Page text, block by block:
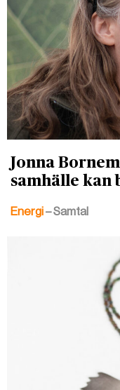
Jonna
samhälle kan
Energi– Samtal